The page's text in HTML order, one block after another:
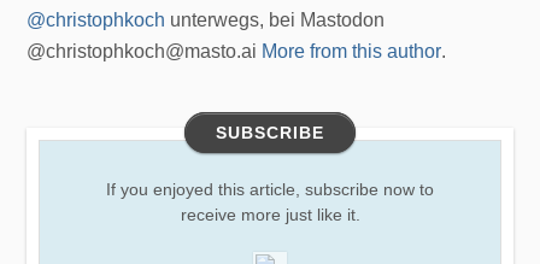
@christophkoch unterwegs, bei Mastodon
@christophkoch@masto.ai More from this author.
SUBSCRIBE
If you enjoyed this article, subscribe now to
receive more just like it.